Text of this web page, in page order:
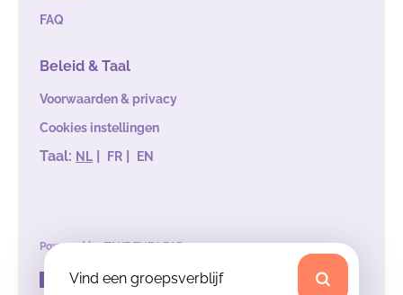
Vind een groepsverblijf
FAQ
Beleid & Taal
Voorwaarden & privacy
Cookies instellingen
Taal: NL | FR | EN
Powered byTAKE THE LEAD